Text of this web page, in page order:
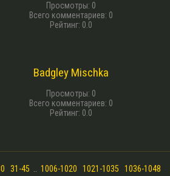
Просмотры: 0
Всего комментариев: 0
Рейтинг: 0.0
Badgley Mischka
Просмотры: 0
Всего комментариев: 0
Рейтинг: 0.0
31-45 1006-1020 1021-1035 1036-1048